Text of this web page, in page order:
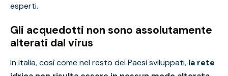
esperti.
Gli acquedotti non sono assolutamente
alterati dal virus
In Italia, così come nel resto dei Paesi sviluppati, la rete